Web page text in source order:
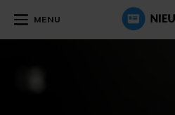
MENU